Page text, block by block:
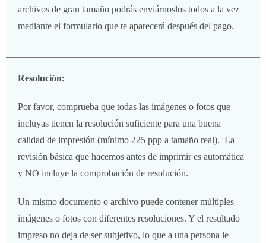
archivos de gran tamaño podrás enviárnoslos todos a la vez
mediante el formulario que te aparecerá después del pago.
Resolución:
Por favor, comprueba que todas las imágenes o fotos que
incluyas tienen la resolución suficiente para una buena
calidad de impresión (mínimo 225 ppp a tamaño real). La
revisión básica que hacemos antes de imprimir es automática
y NO incluye la comprobación de resolución.
Un mismo documento o archivo puede contener múltiples
imágenes o fotos con diferentes resoluciones. Y el resultado
impreso no deja de ser subjetivo, lo que a una persona le